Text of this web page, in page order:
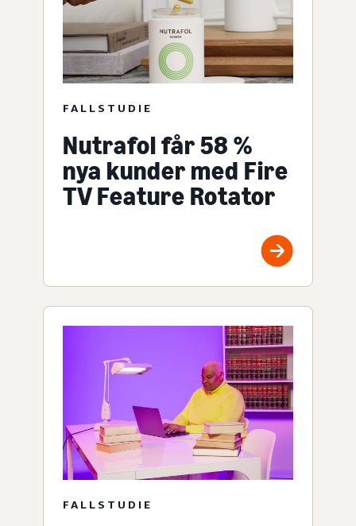
FALLSTUDIE
Nutrafol får 58 %
nya kunder med Fire
TV Feature Rotator
FALLSTUDIE